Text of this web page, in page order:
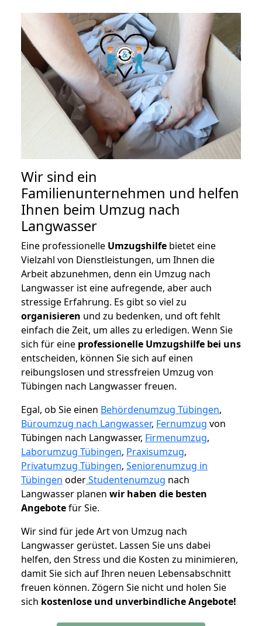
Wir sind ein
Familienunternehmen und helfen
Ihnen beim Umzug nach
Langwasser
Eine professionelle Umzugshilfe bietet eine
Vielzahl von Dienstleistungen, um Ihnen die
Arbeit abzunehmen, denn ein Umzug nach
Langwasser ist eine aufregende, aber auch
stressige Erfahrung. Es gibt so viel zu
organisieren und zu bedenken, und oft fehlt
einfach die Zeit, um alles zu erledigen. Wenn Sie
sich für eine professionelle Umzugshilfe bei uns
entscheiden, können Sie sich auf einen
reibungslosen und stressfreien Umzug von
Tübingen nach Langwasser freuen.
Egal, ob Sie einen Behördenumzug Tübingen,
Büroumzug nach Langwasser, Fernumzug von
Tübingen nach Langwasser, Firmenumzug,
Laborumzug Tübingen, Praxisumzug,
Privatumzug Tübingen, Seniorenumzug in
Tübingen oderStudentenumzug nach
Langwasser planen wir haben die besten
Angebotefür Sie.
Wir sind für jede Art von Umzug nach
Langwasser gerüstet. Lassen Sie uns dabei
helfen, den Stress und die Kosten zu minimieren,
damit Sie sich auf Ihren neuen Lebensabschnitt
freuen können. Zögern Sie nicht und holen Sie
sich kostenlose und unverbindliche Angebote!